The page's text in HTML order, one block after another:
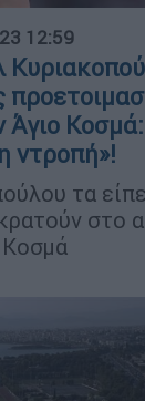
12:59
Άγιο Κοσμά:
ντροπή»!
τα
στο
Κοσμά